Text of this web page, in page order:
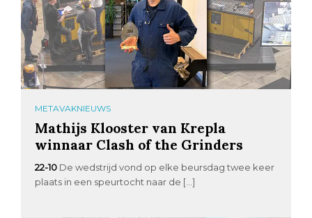
METAVAKNIEUWS
Mathijs Klooster van Krepla
winnaar Clash of the Grinders
22-10 De wedstrijd vond op elke beursdag twee keer
plaats in een speurtocht naar de […]